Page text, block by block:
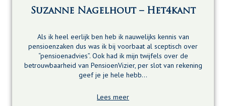
Suzanne Nagelhout – Het4kant
Als ik heel eerlijk ben heb ik nauwelijks kennis van
pensioenzaken dus was ik bij voorbaat al sceptisch over
“pensioenadvies”. Ook had ik mijn twijfels over de
betrouwbaarheid van PensioenVizier, per slot van rekening
geef je je hele hebb…
Lees meer